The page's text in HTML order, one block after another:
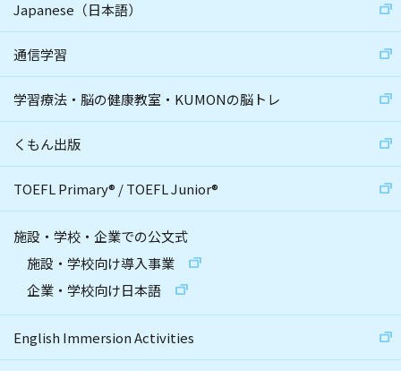
Japanese（日本語）
通信学習
学習療法・脳の健康教室・KUMONの脳トレ
くもん出版
TOEFL Primary® /TOEFL Junior®
施設・学校・企業での公文式
施設・学校向け導入事業
企業・学校向け日本語
English Immersion Activities